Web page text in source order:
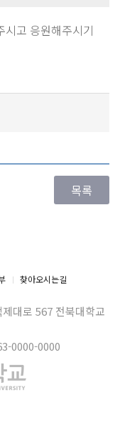
시고 응원해주시기
찾아오시는길
대로 567 전북대학교
0000-0000